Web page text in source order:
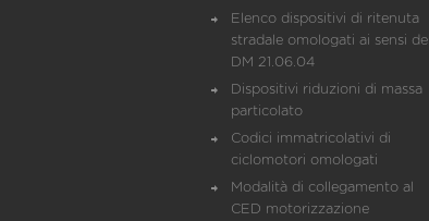
Elenco dispositivi di ritenuta
stradale omologati ai sensi del
DM 21.06.04
Dispositivi riduzioni di massa
particolato
Codici immatricolativi di
ciclomotori omologati
Modalità di collegamento al
CED motorizzazione